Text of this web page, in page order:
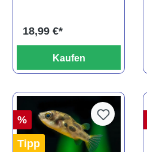
18,99 €*
Kaufen
%
Tipp